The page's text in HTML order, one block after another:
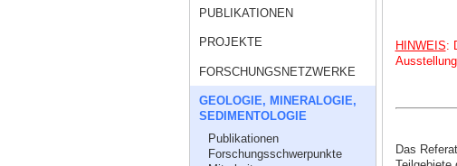
PUBLIKATIONEN
PROJEKTE
FORSCHUNGSNETZWERKE
GEOLOGIE, MINERALOGIE,
SEDIMENTOLOGIE
Publikationen
Forschungsschwerpunkte
HINWEIS:
Das